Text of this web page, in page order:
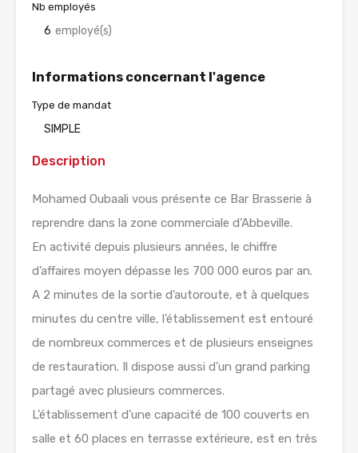
Nb employés
6 employé(s)
Informations concernant l'agence
Type de mandat
SIMPLE
Description
Mohamed Oubaali vous présente ce Bar Brasserie à
reprendre dans la zone commerciale d’Abbeville.
En activité depuis plusieurs années, le chiffre
d’affaires moyen dépasse les 700 000 euros par an.
A 2 minutes de la sortie d’autoroute, et à quelques
minutes du centre ville, l’établissement est entouré
de nombreux commerces et de plusieurs enseignes
de restauration. Il dispose aussi d’un grand parking
partagé avec plusieurs commerces.
L’établissement d’une capacité de 100 couverts en
salle et 60 places en terrasse extérieure, est en très